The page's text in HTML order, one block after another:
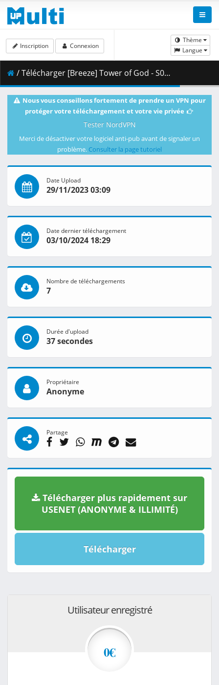
Thème
Langue
Inscription Connexion
/ Télécharger [Breeze] Tower of God - S01E01 [1080p BD AV1][dual audio].mkv.001 ( 299.10 MB )
Nous vous conseillons fortement de prendre un VPN pour
protéger votre téléchargement et votre vie privée
Tester NordVPN
Merci de désactiver votre logiciel anti-pub avant de signaler un
problème. Consulter la page tutoriel
Date Upload
29/11/2023 03:09
Date dernier téléchargement
03/10/2024 18:29
Nombre de téléchargements
7
Durée d'upload
37 secondes
Propriétaire
Anonyme
Partage
Télécharger plus rapidement sur
USENET (ANONYME & ILLIMITÉ)
Télécharger
Utilisateur enregistré
0€